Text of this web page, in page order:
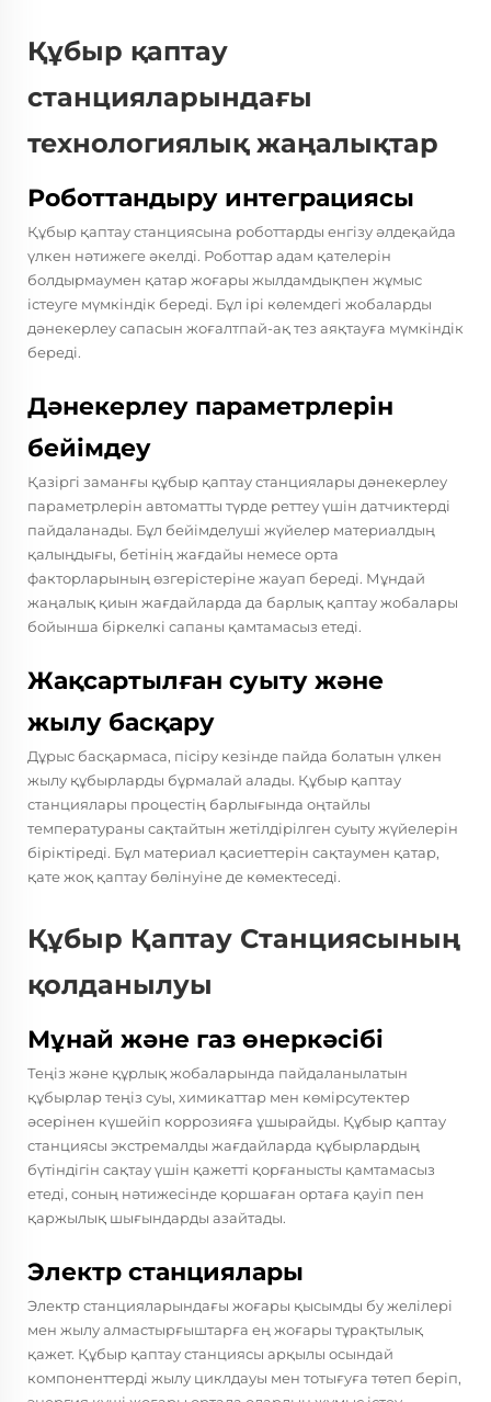
Құбыр қаптау
станцияларындағы
технологиялық жаңалықтар
Роботтандыру интеграциясы
Құбыр қаптау станциясына роботтарды енгізу әлдеқайда
үлкен нәтижеге әкелді. Роботтар адам қателерін
болдырмаумен қатар жоғары жылдамдықпен жұмыс
істеуге мүмкіндік береді. Бұл ірі көлемдегі жобаларды
дәнекерлеу сапасын жоғалтпай-ақ тез аяқтауға мүмкіндік
береді.
Дәнекерлеу параметрлерін
бейімдеу
Қазіргі заманғы құбыр қаптау станциялары дәнекерлеу
параметрлерін автоматты түрде реттеу үшін датчиктерді
пайдаланады. Бұл бейімделуші жүйелер материалдың
қалыңдығы, бетінің жағдайы немесе орта
факторларының өзгерістеріне жауап береді. Мұндай
жаңалық қиын жағдайларда да барлық қаптау жобалары
бойынша біркелкі сапаны қамтамасыз етеді.
Жақсартылған суыту және
жылу басқару
Дұрыс басқармаса, пісіру кезінде пайда болатын үлкен
жылу құбырларды бұрмалай алады. Құбыр қаптау
станциялары процестің барлығында оңтайлы
температураны сақтайтын жетілдірілген суыту жүйелерін
біріктіреді. Бұл материал қасиеттерін сақтаумен қатар,
қате жоқ қаптау бөлінуіне де көмектеседі.
Құбыр Қаптау Станциясының
қолданылуы
Мұнай және газ өнеркәсібі
Теңіз және құрлық жобаларында пайдаланылатын
құбырлар теңіз суы, химикаттар мен көмірсутектер
әсерінен күшейіп коррозияға ұшырайды. Құбыр қаптау
станциясы экстремалды жағдайларда құбырлардың
бүтіндігін сақтау үшін қажетті қорғанысты қамтамасыз
етеді, соның нәтижесінде қоршаған ортаға қауіп пен
қаржылық шығындарды азайтады.
Электр станциялары
Электр станцияларындағы жоғары қысымды бу желілері
мен жылу алмастырғыштарға ең жоғары тұрақтылық
қажет. Құбыр қаптау станциясы арқылы осындай
компоненттерді жылу циклдауы мен тотығуға төтеп беріп,